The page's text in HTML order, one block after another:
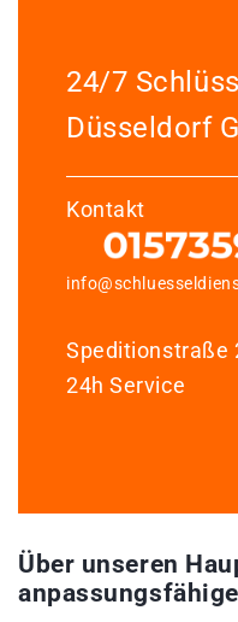
24/7
Düsseldorf
Kontakt
Speditionstraße
24h Service
Über unseren